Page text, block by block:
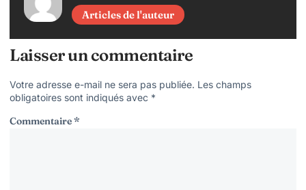
Articles de l'auteur
Laisser un commentaire
Votre adresse e-mail ne sera pas publiée. Les champs
obligatoires sont indiqués avec *
Commentaire*